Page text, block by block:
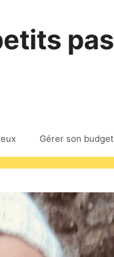
pas
Gérer son budget